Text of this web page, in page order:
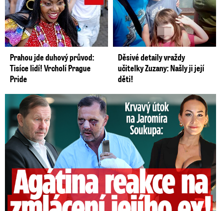
Prahou jde duhový průvod:
Tisíce lidí! Vrcholí Prague
Pride
Děsivé detaily vraždy
učitelky Zuzany: Našly ji její
děti!
Útok na Jaromíra Soukupa: Reakce Agáty na zmlácení jejího ex